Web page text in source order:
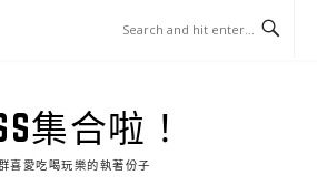
集合啦！
喜愛吃喝玩樂的執著份子